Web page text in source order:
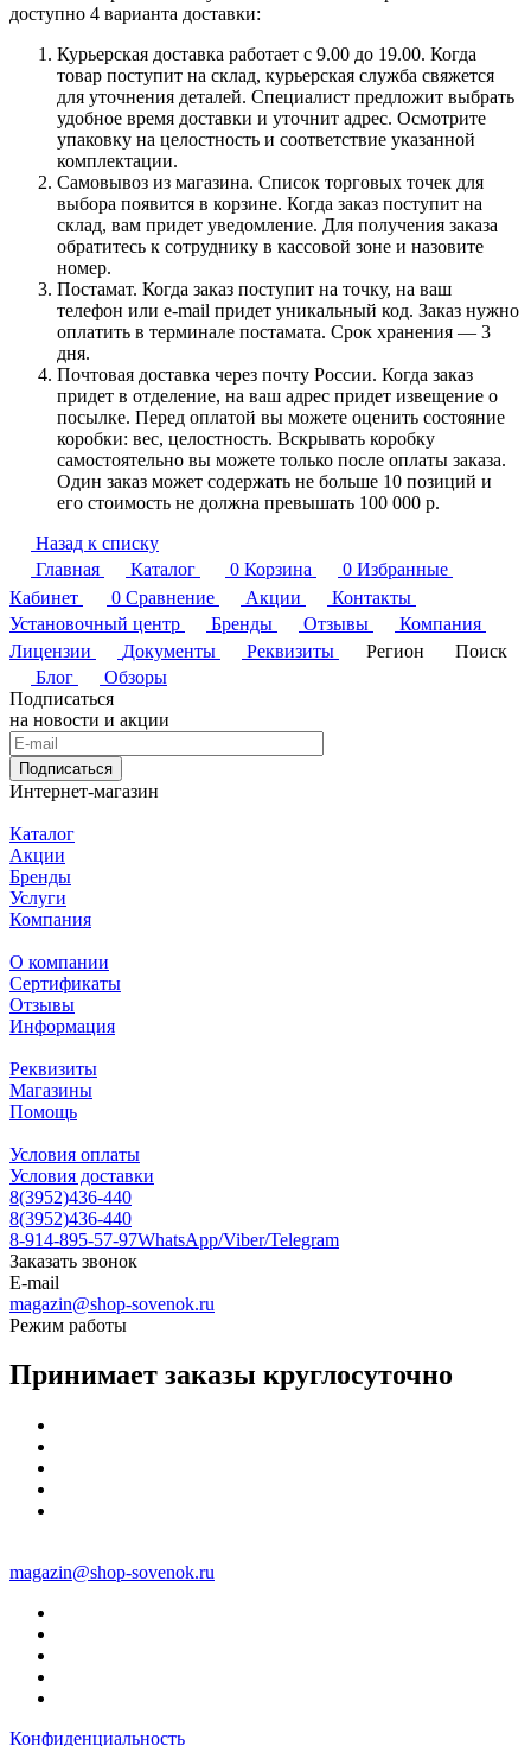
доступно 4 варианта доставки:
Курьерская доставка работает с 9.00 до 19.00. Когда
товар поступит на склад, курьерская служба свяжется
для уточнения деталей. Специалист предложит выбрать
удобное время доставки и уточнит адрес. Осмотрите
упаковку на целостность и соответствие указанной
комплектации.
Самовывоз из магазина. Список торговых точек для
выбора появится в корзине. Когда заказ поступит на
склад, вам придет уведомление. Для получения заказа
обратитесь к сотруднику в кассовой зоне и назовите
номер.
Постамат. Когда заказ поступит на точку, на ваш
телефон или e-mail придет уникальный код. Заказ нужно
оплатить в терминале постамата. Срок хранения — 3
дня.
Почтовая доставка через почту России. Когда заказ
придет в отделение, на ваш адрес придет извещение о
посылке. Перед оплатой вы можете оценить состояние
коробки: вес, целостность. Вскрывать коробку
самостоятельно вы можете только после оплаты заказа.
Один заказ может содержать не больше 10 позиций и
его стоимость не должна превышать 100 000 р.
Назад к списку
Главная
Каталог 0 Корзина 0 Избранные
Кабинет
0 Сравнение Акции
Контакты
Установочный центр
Бренды Отзывы
Компания
Лицензии
Документы Реквизиты Регион
Поиск
Блог
Обзоры
Подписаться
на новости и акции
Подписаться
Интернет-магазин
Каталог
Акции
Бренды
Услуги
Компания
О компании
Сертификаты
Отзывы
Информация
Реквизиты
Магазины
Помощь
Условия оплаты
Условия доставки
8(3952)436-440
8(3952)436-440
8-914-895-57-97WhatsApp/Viber/Telegram
Заказать звонок
E-mail
magazin@shop-sovenok.ru
Режим работы
Принимает заказы круглосуточно
magazin@shop-sovenok.ru
Конфиденциальность